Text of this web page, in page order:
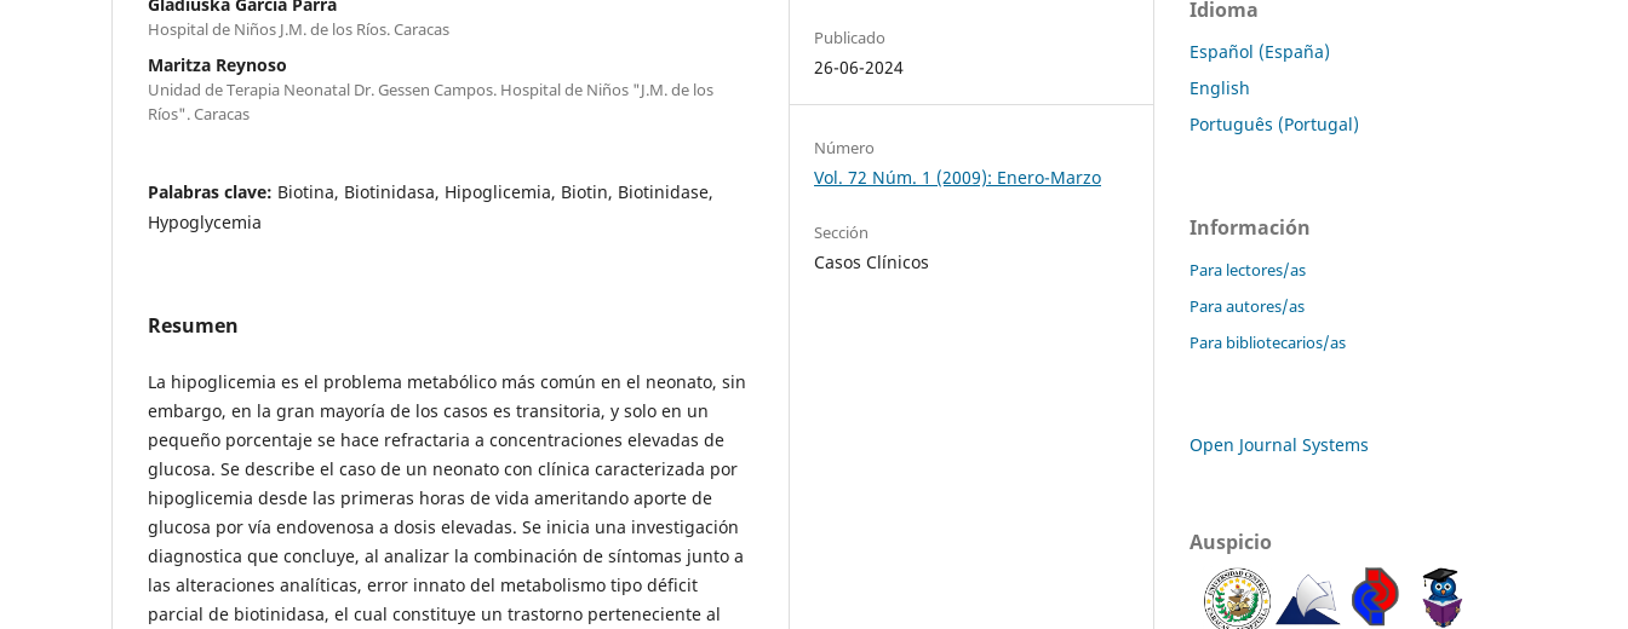
Hospital de Niños J.M. de los Ríos. Caracas
Maritza Reynoso
Unidad de Terapia Neonatal Dr. Gessen Campos. Hospital de Niños "J.M. de los
Ríos". Caracas
Palabras clave: Biotina, Biotinidasa, Hipoglicemia, Biotin, Biotinidase,
Hypoglycemia
Resumen
La hipoglicemia es el problema metabólico más común en el neonato, sin
embargo, en la gran mayoría de los casos es transitoria, y solo en un
pequeño porcentaje se hace refractaria a concentraciones elevadas de
glucosa. Se describe el caso de un neonato con clínica caracterizada por
hipoglicemia desde las primeras horas de vida ameritando aporte de
glucosa por vía endovenosa a dosis elevadas. Se inicia una investigación
diagnostica que concluye, al analizar la combinación de síntomas junto a
las alteraciones analíticas, error innato del metabolismo tipo déficit
parcial de biotinidasa, el cual constituye un trastorno perteneciente al
Publicado
26-06-2024
Número
Vol. 72 Núm. 1 (2009): Enero-Marzo
Sección
Casos Clínicos
Idioma
Español (España)
English
Português (Portugal)
Información
Para lectores/as
Para autores/as
Para bibliotecarios/as
Open Journal Systems
Auspicio